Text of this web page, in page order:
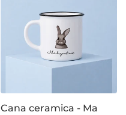
Cana ceramica - Ma